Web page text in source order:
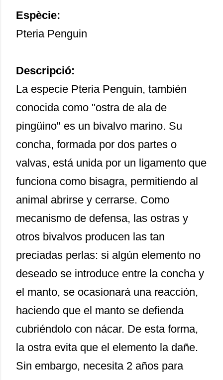
Espècie:
Pteria Penguin
Descripció:
La especie Pteria Penguin, también
conocida como "ostra de ala de
pingüino" es un bivalvo marino. Su
concha, formada por dos partes o
valvas, está unida por un ligamento que
funciona como bisagra, permitiendo al
animal abrirse y cerrarse. Como
mecanismo de defensa, las ostras y
otros bivalvos producen las tan
preciadas perlas: si algún elemento no
deseado se introduce entre la concha y
el manto, se ocasionará una reacción,
haciendo que el manto se defienda
cubriéndolo con nácar. De esta forma,
la ostra evita que el elemento la dañe.
Sin embargo, necesita 2 años para